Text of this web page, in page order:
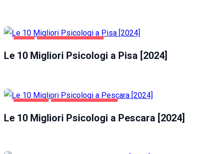
Le 10 Migliori Psicologi a Pisa [2024]
Le 10 Migliori Psicologi a Pescara [2024]